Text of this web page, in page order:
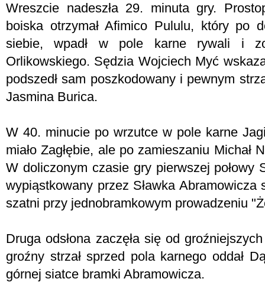
Wreszcie nadeszła 29. minuta gry.
boiska otrzymał Afimico Pululu, który po
siebie, wpadł w pole karne rywali i
Orlikowskiego. Sędzia Wojciech Myć
podszedł sam poszkodowany i pewnym
Jasmina Burica.
W 40. minucie po wrzutce w pole karne
miało Zagłębie, ale po zamieszaniu Michał
W doliczonym czasie gry pierwszej połowy
wypiąstkowany przez Sławka Abramowicza
szatni przy jednobramkowym prowadzeniu
Druga odsłona zaczęła się od
groźny strzał sprzed pola karnego oddał
górnej siatce bramki Abramowicza.